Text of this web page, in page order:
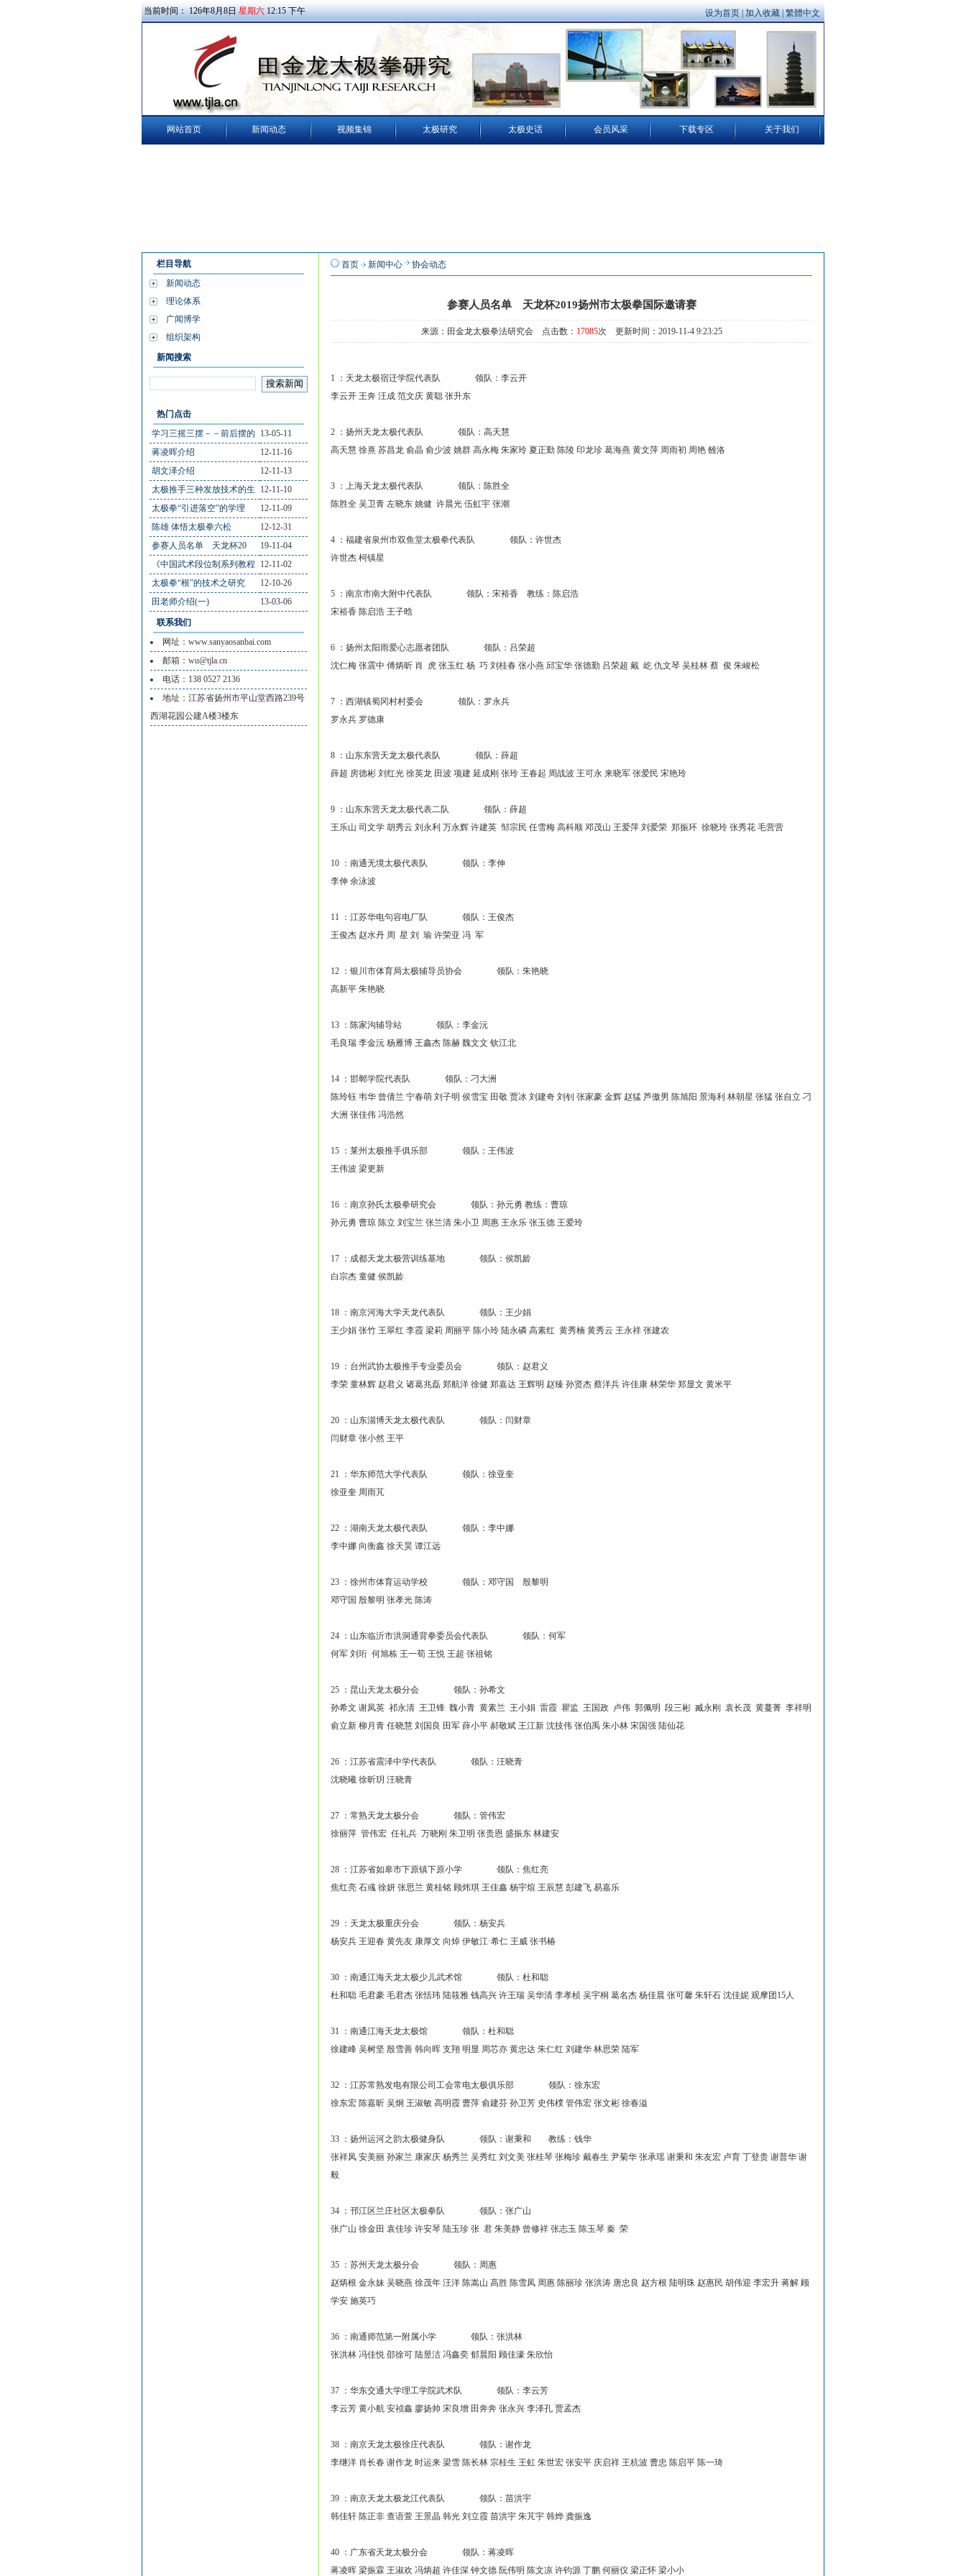
当前时间： 126年8月8日星期六12:15下午 设为首页|加入收藏|繁體中文
网站首页 新闻动态 视频集锦 太极研究 太极史话 会员风采 下载专区 关于我们
栏目导航
新闻动态
理论体系
广闻博学
组织架构
新闻搜索
热门点击
学习三摇三摆－－前后摆的
13-05-11
蒋凌晖介绍
12-11-16
胡文泽介绍
12-11-13
太极推手三种发放技术的生
12-11-10
太极拳“引进落空”的学理
12-11-09
陈雄 体悟太极拳六松
12-12-31
参赛人员名单 天龙杯20
19-11-04
《中国武术段位制系列教程
12-11-02
太极拳“根”的技术之研究
12-10-26
田老师介绍(一)
13-03-06
联系我们
网址：www.sanyaosanbai.com
邮箱：wu@tjla.cn
电话：138 0527 2136
地址：江苏省扬州市平山堂西路239号
西湖花园公建A楼3楼东
首页 新闻中心 协会动态
参赛人员名单 天龙杯2019扬州市太极拳国际邀请赛
来源：田金龙太极拳法研究会 点击数： 17085次 更新时间：2019-11-4 9:23:25
1 ：天龙太极宿迁学院代表队 领队：李云开
李云开 王奔 汪成 范文庆 黄聪 张升东
2 ：扬州天龙太极代表队 领队：高天慧
高天慧 徐熹 苏昌龙 俞晶 俞少波 姚群 高永梅 朱家玲 夏正勤 陈陵 印龙珍 葛海燕 黄文萍 周雨初 周艳 雒洛
3 ：上海天龙太极代表队 领队：陈胜全
陈胜全 吴卫青 左晓东 姚健 许晨光 伍虹宇 张潮
4 ：福建省泉州市双鱼堂太极拳代表队 领队：许世杰
许世杰 柯镇星
5 ：南京市南大附中代表队 领队：宋裕香 教练：陈启浩
宋裕香 陈启浩 王子晗
6 ：扬州太阳雨爱心志愿者团队 领队：吕荣超
沈仁梅 张震中 傅炳昕 肖 虎 张玉红 杨 巧 刘桂春 张小燕 邱宝华 张德勤 吕荣超 戴 屹 仇文琴 吴桂林 蔡 俊 朱峻松
7 ：西湖镇蜀冈村村委会 领队：罗永兵
罗永兵 罗德康
8 ：山东东营天龙太极代表队 领队：薛超
薛超 房德彬 刘红光 徐英龙 田波 项建 延成刚 张玲 王春起 周战波 王可永 来晓军 张爱民 宋艳玲
9 ：山东东营天龙太极代表二队 领队：薛超
王乐山 司文学 胡秀云 刘永利 万永辉 许建英 邹宗民 任雪梅 高科顺 邓茂山 王爱萍 刘爱荣 郑振环 徐晓玲 张秀花 毛营营
10 ：南通无境太极代表队 领队：李伸
李伸 余泳波
11 ：江苏华电句容电厂队 领队：王俊杰
王俊杰 赵水丹 周 星 刘 瑜 许荣亚 冯 军
12 ：银川市体育局太极辅导员协会 领队：朱艳晓
高新平 朱艳晓
13 ：陈家沟辅导站 领队：李金沅
毛良瑞 李金沅 杨雁博 王鑫杰 陈赫 魏文文 钦江北
14 ：邯郸学院代表队 领队：刁大洲
陈玲钰 韦华 曾倩兰 宁春萌 刘子明 侯雪宝 田敬 贾冰 刘建奇 刘钊 张家豪 金辉 赵猛 芦傲男 陈旭阳 景海利 林朝星 张猛 张自立 刁
大洲 张佳伟 冯浩然
15 ：莱州太极推手俱乐部 领队：王伟波
王伟波 梁更新
16 ：南京孙氏太极拳研究会 领队：孙元勇 教练：曹琼
孙元勇 曹琼 陈立 刘宝兰 张兰清 朱小卫 周惠 王永乐 张玉德 王爱玲
17 ：成都天龙太极营训练基地 领队：侯凯龄
白宗杰 童健 侯凯龄
18 ：南京河海大学天龙代表队 领队：王少娟
王少娟 张竹 王翠红 李霞 梁莉 周丽平 陈小玲 陆永磷 高素红 黄秀楠 黄秀云 王永祥 张建农
19 ：台州武协太极推手专业委员会 领队：赵君义
李荣 童林辉 赵君义 诸葛兆磊 郑航洋 徐健 郑嘉达 王辉明 赵臻 孙贤杰 蔡洋兵 许佳康 林荣华 郑显文 黄米平
20 ：山东淄博天龙太极代表队 领队：闫财章
闫财章 张小然 王平
21 ：华东师范大学代表队 领队：徐亚奎
徐亚奎 周雨芃
22 ：湖南天龙太极代表队 领队：李中娜
李中娜 向衡鑫 徐天昊 谭江远
23 ：徐州市体育运动学校 领队：邓守国 殷黎明
邓守国 殷黎明 张孝光 陈涛
24 ：山东临沂市洪洞通背拳委员会代表队 领队：何军
何军 刘珩 何旭栋 王一荀 王悦 王超 张祖铭
25 ：昆山天龙太极分会 领队：孙希文
孙希文 谢凤英 祁永清 王卫锋 魏小青 黄素兰 王小娟 雷霞 瞿监 王国政 卢伟 郭佩明 段三彬 臧永刚 袁长茂 黄蔓菁 李祥明
俞立新 柳月青 任晓慧 刘国良 田军 薛小平 郝敬斌 王江新 沈技伟 张伯禹 朱小林 宋国强 陆仙花
26 ：江苏省震泽中学代表队 领队：汪晓青
沈晓曦 徐昕玥 汪晓青
27 ：常熟天龙太极分会 领队：管伟宏
徐丽萍 管伟宏 任礼兵 万晓刚 朱卫明 张贵恩 盛振东 林建安
28 ：江苏省如皋市下原镇下原小学 领队：焦红亮
焦红亮 石彧 徐妍 张思兰 黄桂铭 顾炜琪 王佳鑫 杨宇煊 王辰慧 彭建飞 易嘉乐
29 ：天龙太极重庆分会 领队：杨安兵
杨安兵 王迎春 黄先友 康厚文 向焯 伊敏江·希仁 王威 张书椿
30 ：南通江海天龙太极少儿武术馆 领队：杜和聪
杜和聪 毛君豪 毛君杰 张恬玮 陆筱雅 钱高兴 许王瑞 吴华清 李孝桢 吴宇桐 葛名杰 杨佳晨 张可馨 朱轩石 沈佳妮 观摩团15人
31 ：南通江海天龙太极馆 领队：杜和聪
徐建峰 吴树坚 殷雪善 韩向晖 支翔 明显 周芯亦 黄忠达 朱仁红 刘建华 林思荣 陆军
32 ：江苏常熟发电有限公司工会常电太极俱乐部 领队：徐东宏
徐东宏 陈嘉昕 吴炯 王淑敏 高明霞 曹萍 俞建芬 孙卫芳 史伟樸 管伟宏 张文彬 徐春溢
33 ：扬州运河之韵太极健身队 领队：谢秉和 教练：钱华
张祥凤 安美丽 孙家兰 康家庆 杨秀兰 吴秀红 刘文美 张桂琴 张梅珍 戴春生 尹菊华 张承瑶 谢秉和 朱友宏 卢育 丁登贵 谢普华 谢
毅
34 ：邗江区兰庄社区太极拳队 领队：张广山
张广山 徐金田 袁佳珍 许安琴 陆玉珍 张 君 朱美静 曾修祥 张志玉 陈玉琴 秦 荣
35 ：苏州天龙太极分会 领队：周惠
赵炳根 金永妹 吴晓燕 徐茂年 汪洋 陈嵩山 高胜 陈雪凤 周惠 陈丽珍 张洪涛 唐忠良 赵方根 陆明珠 赵惠民 胡伟迎 李宏升 蒋解 顾
学安 施英巧
36 ：南通师范第一附属小学 领队：张洪林
张洪林 冯佳悦 邵徐可 陆昱洁 冯鑫奕 郁晨阳 顾佳濠 朱欣怡
37 ：华东交通大学理工学院武术队 领队：李云芳
李云芳 黄小航 安祯鑫 廖扬帅 宋良增 田奔奔 张永兴 李泽孔 贾孟杰
38 ：南京天龙太极徐庄代表队 领队：谢作龙
李继洋 肖长春 谢作龙 时运来 梁雪 陈长林 宗桂生 王虹 朱世宏 张安平 庆启祥 王杭波 曹忠 陈启平 陈一琦
39 ：南京天龙太极龙江代表队 领队：苗洪宇
韩佳轩 陈正非 查语萱 王景晶 韩光 刘立霞 苗洪宇 朱芃宇 韩烨 龚振逸
40 ：广东省天龙太极分会 领队：蒋凌晖
蒋凌晖 梁振霖 王淑欢 冯炳超 许佳深 钟文德 阮伟明 陈文凉 许钧源 丁鹏 何丽仪 梁正怀 梁小小